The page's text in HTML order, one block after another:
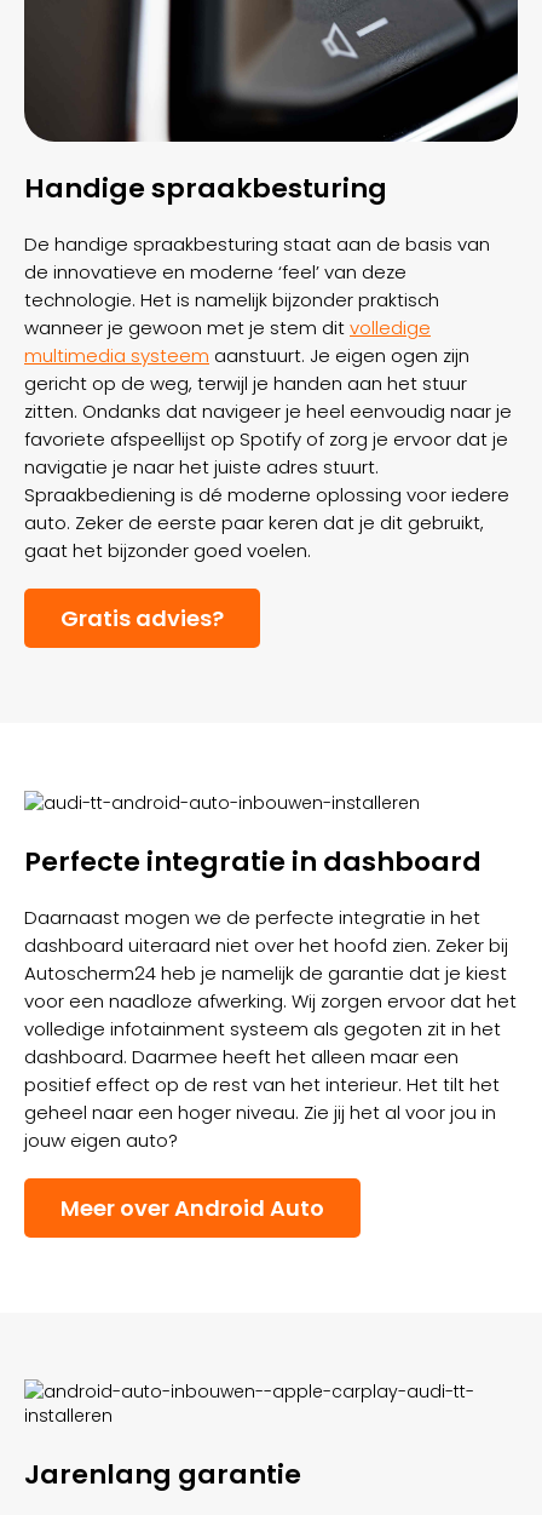
Handige spraakbesturing
De handige spraakbesturing staat aan de basis van
de innovatieve en moderne ‘feel’ van deze
technologie. Het is namelijk bijzonder praktisch
wanneer je gewoon met je stem ditvolledige
multimedia systeem aanstuurt. Je eigen ogen zijn
gericht op de weg, terwijl je handen aan het stuur
zitten. Ondanks dat navigeer je heel eenvoudig naar je
favoriete afspeellijst op Spotify of zorg je ervoor dat je
navigatie je naar het juiste adres stuurt.
Spraakbediening is dé moderne oplossing voor iedere
auto. Zeker de eerste paar keren dat je dit gebruikt,
gaat het bijzonder goed voelen.
Gratis advies?
Perfecte integratie in dashboard
Daarnaast mogen we de perfecte integratie in het
dashboard uiteraard niet over het hoofd zien. Zeker bij
Autoscherm24 heb je namelijk de garantie dat je kiest
voor een naadloze afwerking. Wij zorgen ervoor dat het
volledige infotainment systeem als gegoten zit in het
dashboard. Daarmee heeft het alleen maar een
positief effect op de rest van het interieur. Het tilt het
geheel naar een hoger niveau. Zie jij het al voor jou in
jouw eigen auto?
Meer over Android Auto
Jarenlang garantie